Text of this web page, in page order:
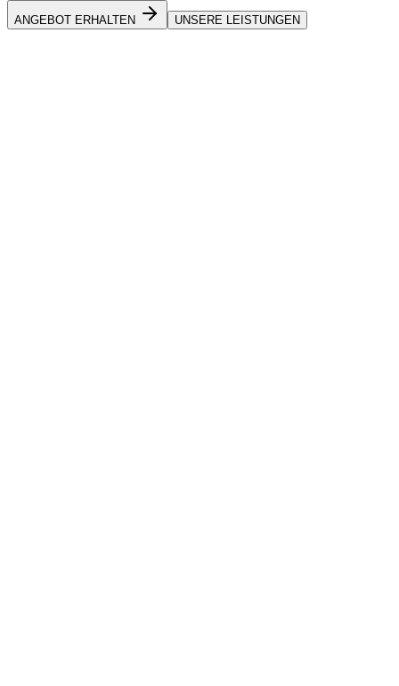
ANGEBOT ERHALTEN UNSERE LEISTUNGEN